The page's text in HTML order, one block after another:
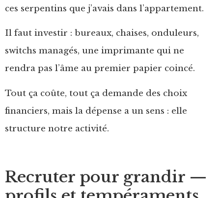
ces serpentins que j’avais dans l’appartement.
Il faut investir : bureaux, chaises, onduleurs,
switchs managés, une imprimante qui ne
rendra pas l’âme au premier papier coincé.
Tout ça coûte, tout ça demande des choix
financiers, mais la dépense a un sens : elle
structure notre activité.
Recruter pour grandir —